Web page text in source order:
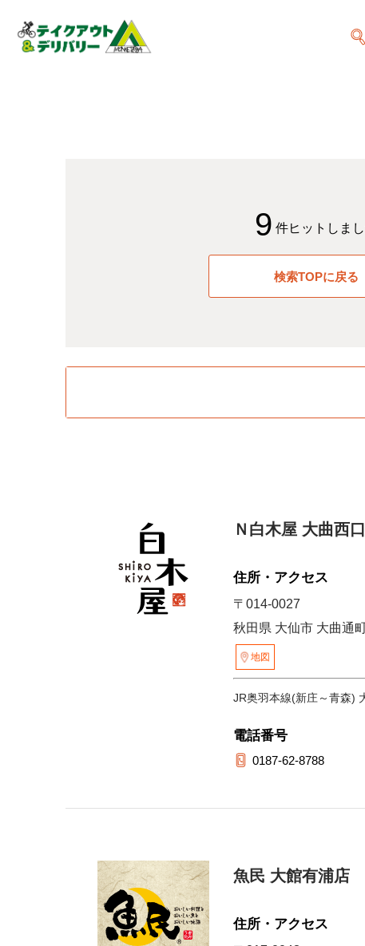
9 件ヒットしま
検索TOPに戻る
Ｎ白木屋 大曲西
住所・アクセス
〒014-0027
秋田県 大仙市 大曲通
地図
JR奥羽本線(新庄～青森)
電話番号
0187-62-8788
魚民 大館有浦店
住所・アクセス